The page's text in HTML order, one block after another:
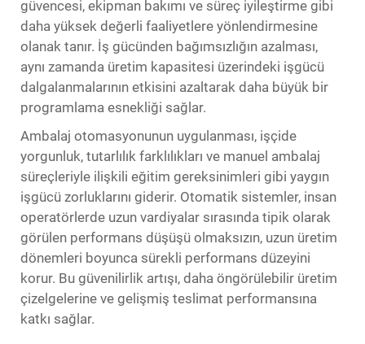
güvencesi, ekipman bakımı ve süreç iyileştirme gibi
daha yüksek değerli faaliyetlere yönlendirmesine
olanak tanır. İş gücünden bağımsızlığın azalması,
aynı zamanda üretim kapasitesi üzerindeki işgücü
dalgalanmalarının etkisini azaltarak daha büyük bir
programlama esnekliği sağlar.
Ambalaj otomasyonunun uygulanması, işçide
yorgunluk, tutarlılık farklılıkları ve manuel ambalaj
süreçleriyle ilişkili eğitim gereksinimleri gibi yaygın
işgücü zorluklarını giderir. Otomatik sistemler, insan
operatörlerde uzun vardiyalar sırasında tipik olarak
görülen performans düşüşü olmaksızın, uzun üretim
dönemleri boyunca sürekli performans düzeyini
korur. Bu güvenilirlik artışı, daha öngörülebilir üretim
çizelgelerine ve gelişmiş teslimat performansına
katkı sağlar.